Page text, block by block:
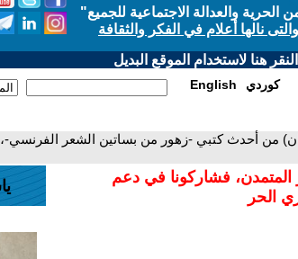
والعدالة الاجتماعية للجميع"
نالها أعلام في الفكر والثقافة
هنا لاستخدام الموقع البديل
English كوردي
من أحدث كتبي -زهور من بساتين الشعر الفرنسي-
المتمدن، فشاركونا في دعم
الحر